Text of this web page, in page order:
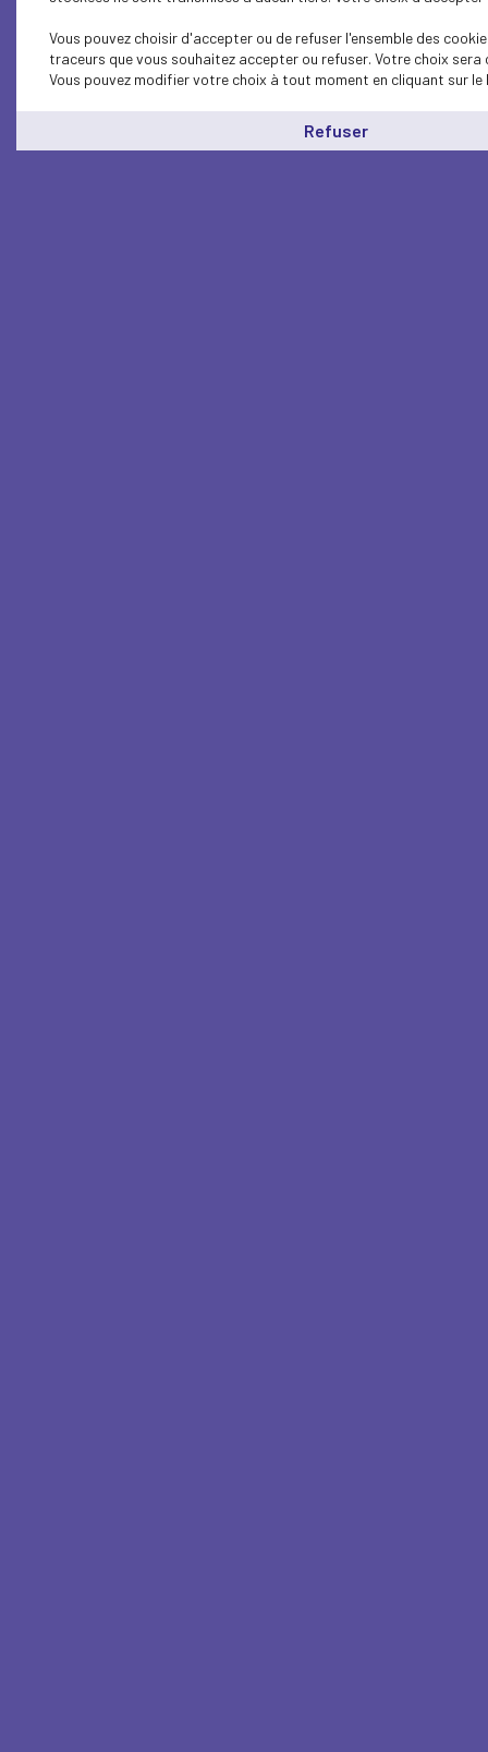
Vous pouvez choisir d'accepter ou de refuser l'ensemble des
traceurs que vous souhaitez accepter ou refuser. Votre choix
Vous pouvez modifier votre choix à tout moment en cliquant sur le
Refuser